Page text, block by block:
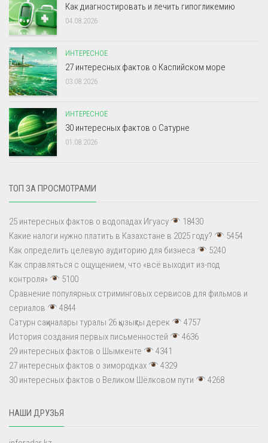
Как диагностировать и лечить гипогликемию
04.08.2026
ИНТЕРЕСНОЕ
27 интересных фактов о Каспийском море
03.08.2026
ИНТЕРЕСНОЕ
30 интересных фактов о Сатурне
01.08.2026
ТОП ЗА ПРОСМОТРАМИ
25 интересных фактов о водопадах Игуасу
18430
Какие налоги нужно платить в Казахстане в 2025 году?
5454
Как определить целевую аудиторию для бизнеса
5240
Как справляться с ощущением, что «всё выходит из-под
контроля»
5100
Сравнение популярных стриминговых сервисов для фильмов и
сериалов
4844
Сатурн сақиналары туралы 26 қызықты дерек
4757
История создания первых письменностей
4636
29 интересных фактов о Шымкенте
4341
27 интересных фактов о зимородках
4329
30 интересных фактов о Великом Шёлковом пути
4268
НАШИ ДРУЗЬЯ